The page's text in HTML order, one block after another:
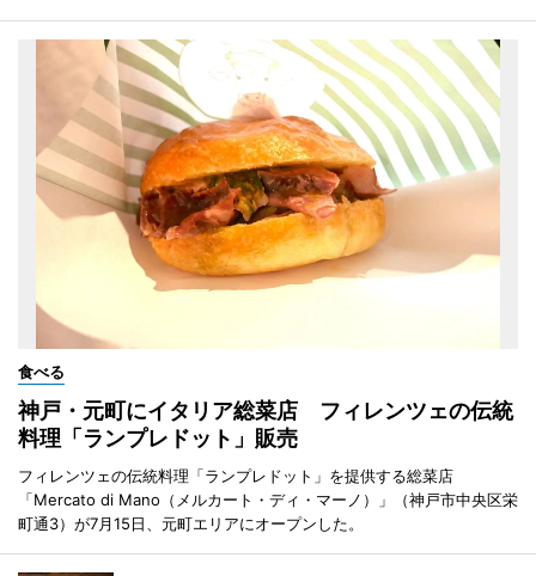
食べる
神戸・元町にイタリア総菜店 フィレンツェの伝統
料理「ランプレドット」販売
フィレンツェの伝統料理「ランプレドット」を提供する総菜店
「Mercato di Mano（メルカート・ディ・マーノ）」（神戸市中央区栄
町通3）が7月15日、元町エリアにオープンした。